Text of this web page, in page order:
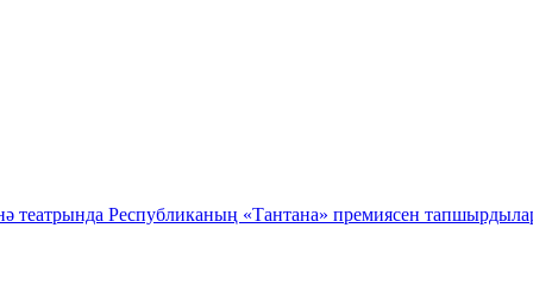
театрында Республиканың «Тантана» премиясен